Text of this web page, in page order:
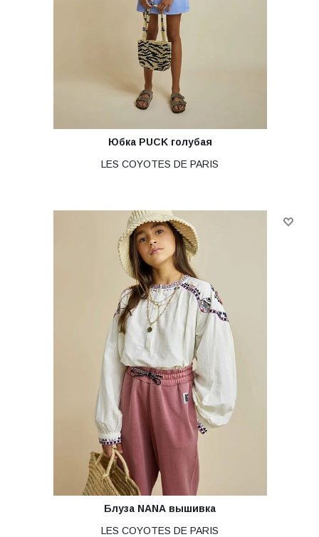
Юбка PUCK голубая
LES COYOTES DE PARIS
Блуза NANA вышивка
LES COYOTES DE PARIS